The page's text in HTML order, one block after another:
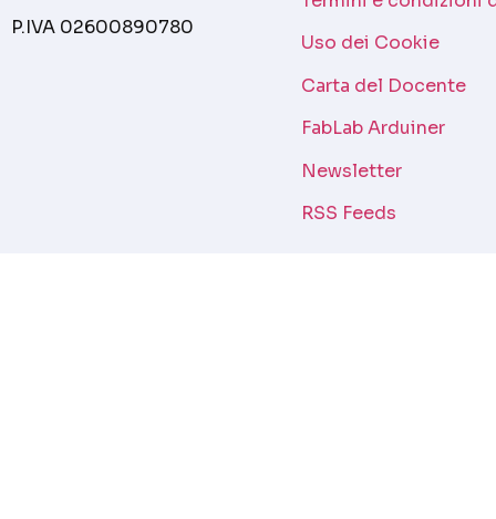
P.IVA 02600890780
Uso dei Cookie
Carta del Docente
FabLab Arduiner
Newsletter
RSS Feeds